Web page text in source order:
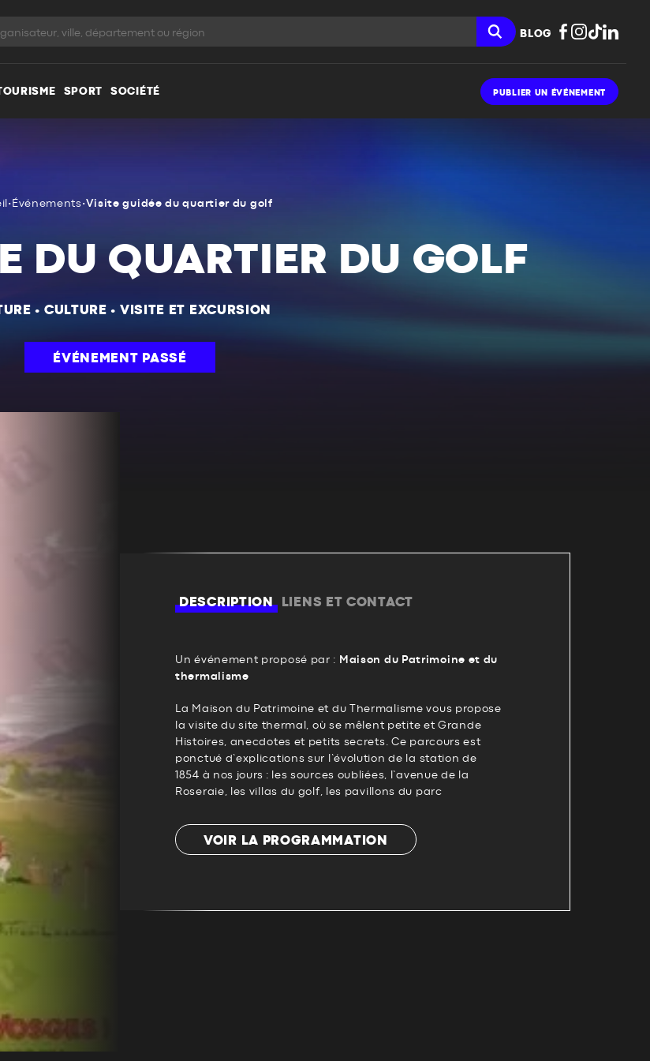
BLOG
SPORT SOCIÉTÉ PUBLIER UN ÉVÉNEMENT
• Événements•Visite guidée du quartier du golf
DU QUARTIER DU GOLF
• CULTURE • VISITE ET EXCURSION
ÉVÉNEMENT PASSÉ
DESCRIPTION LIENS ET CONTACT
Un événement proposé par : Maison du Patrimoine et du
thermalisme
La Maison du Patrimoine et du Thermalisme vous propose
la visite du site thermal, où se mêlent petite et Grande
Histoires, anecdotes et petits secrets. Ce parcours est
ponctué d’explications sur l’évolution de la station de
1854 à nos jours : les sources oubliées, l’avenue de la
Roseraie, les villas du golf, les pavillons du parc
VOIR LA PROGRAMMATION